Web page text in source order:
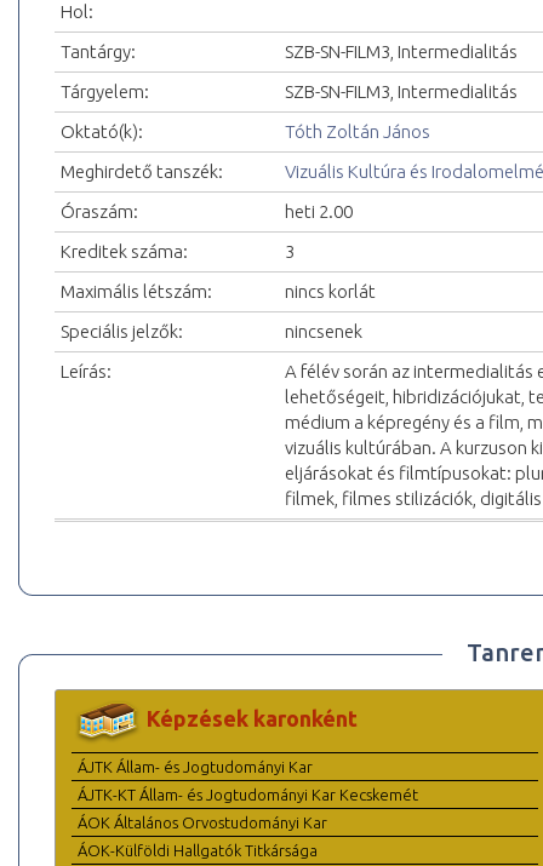
Hol:
Tantárgy:
SZB-SN-FILM3, Intermedialitás
Tárgyelem:
SZB-SN-FILM3, Intermedialitás
Oktató(k):
Tóth Zoltán János
Meghirdető tanszék:
Vizuális Kultúra és
Óraszám:
heti 2.00
Kreditek száma:
3
Maximális létszám:
nincs korlát
Speciális jelzők:
nincsenek
Leírás:
A félév során az intermedialitás
lehetőségeit, hibridizációjukat,
médium a képregény és a film,
vizuális kultúrában. A kurzuson
eljárásokat és filmtípusokat:
filmek, filmes stilizációk,
Képzések karonként
ÁJTK Állam- és Jogtudományi Kar
ÁJTK-KT Állam- és Jogtudományi Kar Kecskemét
ÁOK Általános Orvostudományi Kar
ÁOK-Külföldi Hallgatók Titkársága